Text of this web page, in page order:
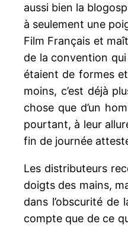
aussi bien la
à seulement une
Film Français et
de la convention
étaient de formes
moins, c’est déjà
chose que d’un
pourtant, à leur
fin de journée
Les distributeurs
doigts des mains,
dans l’obscurité
compte que de ce